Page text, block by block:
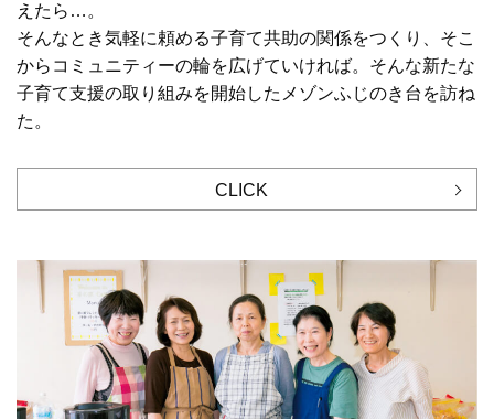
えたら…。
そんなとき気軽に頼める子育て共助の関係をつくり、そこ
からコミュニティーの輪を広げていければ。そんな新たな
子育て支援の取り組みを開始したメゾンふじのき台を訪ね
た。
CLICK